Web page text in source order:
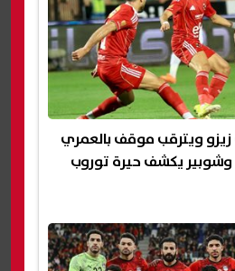
ويترقب موقف بالعمري
يكشف حيرة توروب